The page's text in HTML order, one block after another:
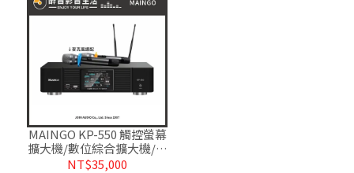
MAINGO KP-550 觸控螢幕
擴大機/數位綜合擴大機/卡
拉OK擴大機.公司貨
NT$35,000